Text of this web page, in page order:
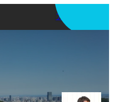
アプリを使う